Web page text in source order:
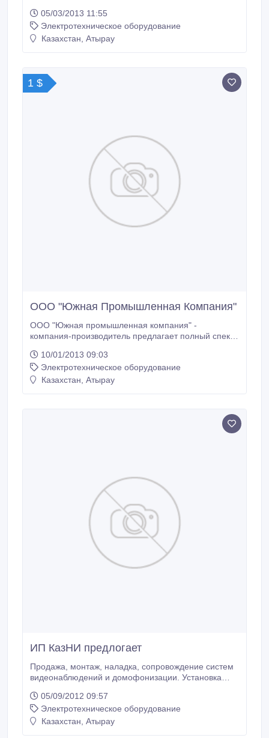
года ТОО «Вильсон Казахстан» является
эксклюзивным дистрибьютором в Казахстане
компании “FG WILSON Engineering
05/03/2013 11:55
Электротехническое оборудование
Казахстан, Атырау
1 $
ООО "Южная Промышленная Компания"
ООО "Южная промышленная компания" -
компания-производитель предлагает полный спектр
собственного производства, а именно: 1.
Комплектные трансформаторные подстанции -
мачтовые КТПм - тупиковые с воздушным вводом
10/01/2013 09:03
Электротехническое оборудование
Казахстан, Атырау
ИП КазНИ предлогает
Продажа, монтаж, наладка, сопровождение систем
видеонаблюдений и домофонизации. Установка
рады рассмотреть все предложения..
05/09/2012 09:57
Электротехническое оборудование
Казахстан, Атырау